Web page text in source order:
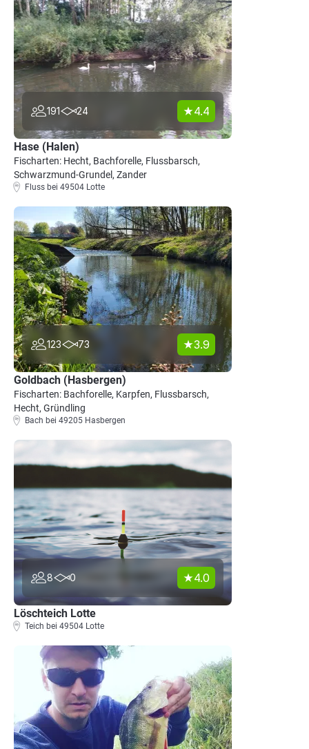
191 24 4.4
Hase (Halen)
Fischarten: Hecht, Bachforelle, Flussbarsch,
Schwarzmund-Grundel, Zander
Fluss bei 49504 Lotte
123 73 3.9
Goldbach (Hasbergen)
Fischarten: Bachforelle, Karpfen, Flussbarsch,
Hecht, Gründling
Bach bei 49205 Hasbergen
8 0 4.0
Löschteich Lotte
Teich bei 49504 Lotte